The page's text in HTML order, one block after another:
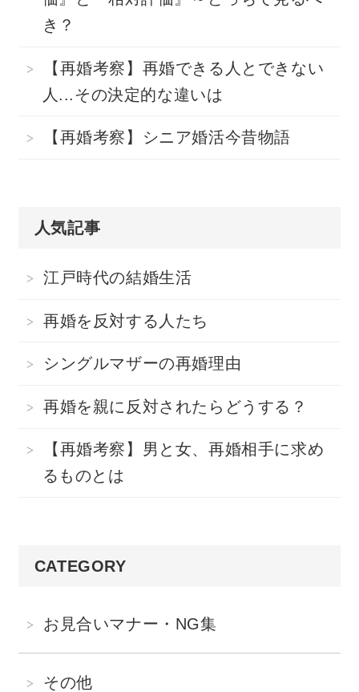
き？
【再婚考察】再婚できる人とできない
人...その決定的な違いは
【再婚考察】シニア婚活今昔物語
人気記事
江戸時代の結婚生活
再婚を反対する人たち
シングルマザーの再婚理由
再婚を親に反対されたらどうする？
【再婚考察】男と女、再婚相手に求め
るものとは
CATEGORY
お見合いマナー・NG集
その他